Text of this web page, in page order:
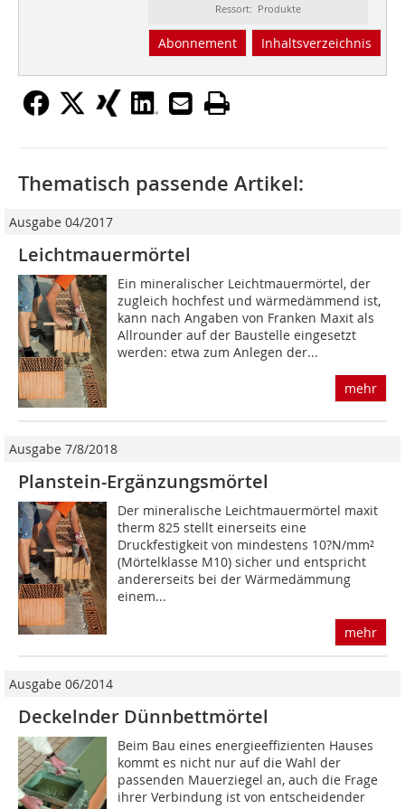
Ressort: Produkte
Abonnement Inhaltsverzeichnis
Thematisch passende Artikel:
Ausgabe 04/2017
Leichtmauermörtel
Ein mineralischer Leichtmauermörtel, der
zugleich hochfest und wärmedämmend ist,
kann nach Angaben von Franken Maxit als
Allrounder auf der Baustelle eingesetzt
werden: etwa zum Anlegen der...
mehr
Ausgabe 7/8/2018
Planstein-Ergänzungsmörtel
Der mineralische Leichtmauermörtel maxit
therm 825 stellt einerseits eine
Druckfestigkeit von mindestens 10?N/mm²
(Mörtelklasse M10) sicher und entspricht
andererseits bei der Wärmedämmung
einem...
mehr
Ausgabe 06/2014
Deckelnder Dünnbettmörtel
Beim Bau eines energieeffizienten Hauses
kommt es nicht nur auf die Wahl der
passenden Mauerziegel an, auch die Frage
ihrer Verbindung ist von entscheidender